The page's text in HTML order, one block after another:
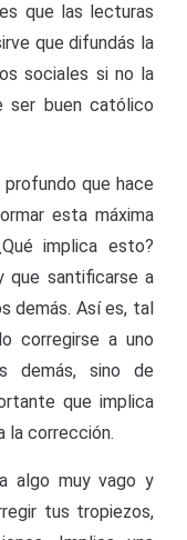
que las lecturas
que difundás la
sociales si no la
ser buen católico
que hace
esta máxima
implica esto?
que santificarse a
demás. Así es, tal
corregirse a uno
demás, sino de
que implica
la corrección.
algo muy vago y
tus tropiezos,